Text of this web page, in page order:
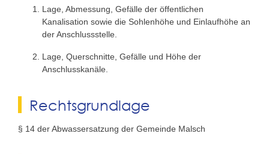
Lage, Abmessung, Gefälle der öffentlichen
Kanalisation sowie die Sohlenhöhe und Einlaufhöhe an
der Anschlussstelle.
Lage, Querschnitte, Gefälle und Höhe der
Anschlusskanäle.
Rechtsgrundlage
§ 14 der Abwassersatzung der Gemeinde Malsch